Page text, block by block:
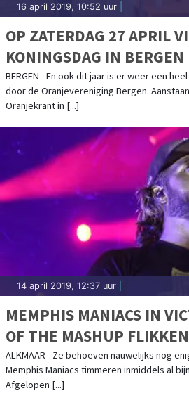
16 april 2019, 10:52 uur
OP ZATERDAG 27 APRIL
KONINGSDAG IN BERGEN
BERGEN - En ook dit jaar is er weer een
door de Oranjevereniging Bergen.
Oranjekrant in [...]
14 april 2019, 12:37 uur
MEMPHIS MANIACS IN
OF THE MASHUP
ALKMAAR - Ze behoeven nauwelijks nog
Memphis Maniacs timmeren inmiddels al
Afgelopen [...]